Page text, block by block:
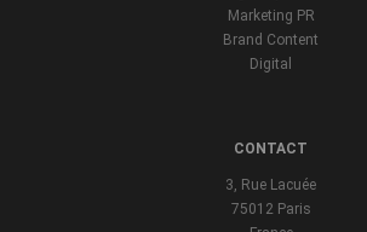
Marketing PR
Brand Content
Digital
CONTACT
3, Rue Lacuée
75012 Paris